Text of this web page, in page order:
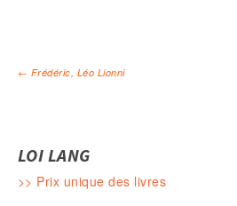
← Frédéric, Léo Lionni
LOI LANG
>> Prix unique des livres